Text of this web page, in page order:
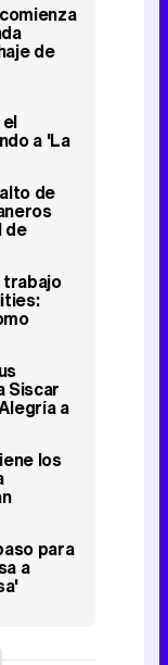
de
a 'La
de
de
trabajo
Siscar
a
los
para
a